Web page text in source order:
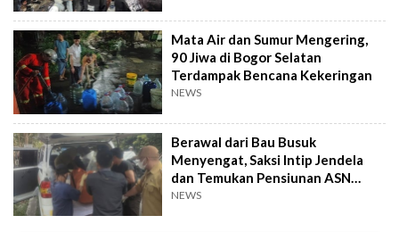
Mata Air dan Sumur Mengering,
90 Jiwa di Bogor Selatan
Terdampak Bencana Kekeringan
NEWS
Berawal dari Bau Busuk
Menyengat, Saksi Intip Jendela
dan Temukan Pensiunan ASN
Meninggal Kaku
NEWS